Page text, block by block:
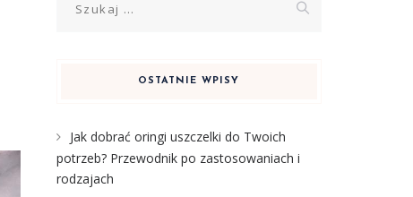
OSTATNIE WPISY
Jak dobrać oringi uszczelki do Twoich
potrzeb? Przewodnik po zastosowaniach i
rodzajach